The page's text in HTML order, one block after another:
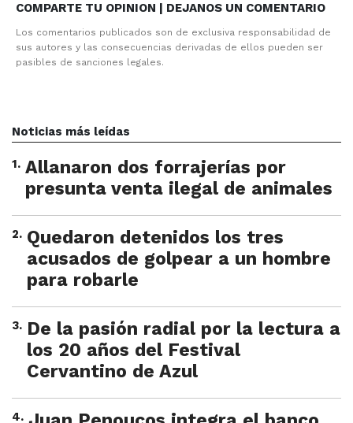
COMPARTE TU OPINION | DEJANOS UN COMENTARIO
Los comentarios publicados son de exclusiva responsabilidad de
sus autores y las consecuencias derivadas de ellos pueden ser
pasibles de sanciones legales.
Noticias más leídas
1. Allanaron dos forrajerías por
presunta venta ilegal de animales
2. Quedaron detenidos los tres
acusados de golpear a un hombre
para robarle
3. De la pasión radial por la lectura a
los 20 años del Festival
Cervantino de Azul
4.